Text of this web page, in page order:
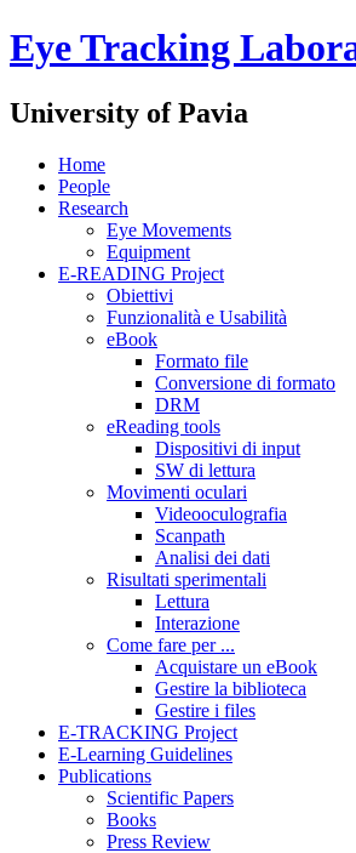
Eye Tracking
University of Pavia
Home
People
Research
Eye Movements
Equipment
E-READING Project
Obiettivi
Funzionalità e Usabilità
eBook
Formato file
Conversione di formato
DRM
eReading tools
Dispositivi di input
SW di lettura
Movimenti oculari
Videooculografia
Scanpath
Analisi dei dati
Risultati sperimentali
Lettura
Interazione
Come fare per ...
Acquistare un eBook
Gestire la biblioteca
Gestire i files
E-TRACKING Project
E-Learning Guidelines
Publications
Scientific Papers
Books
Press Review